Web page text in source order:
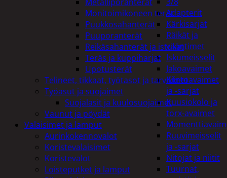
Adapterit
Kärkisarjat
Räikät ja
vääntimet
Iskumeisselit
Jakoavaimet
Kiintoavaimet
ja -sarjat
Kuusiokolo ja
torx-avaimet
Ruuvimeisselit
ja -sarjat
Nitojat ja niitit
Tuurnat,
Monitoimikoneen terät
Puukkosahanterät
Puuporanterät
Reikäsahanterät ja istukat
Teräs ja kuppiharjat
Upotusterät
Telineet, tikkaat, työtasot ja tarvikkeet
Työasut ja suojaimet
Suojalasit ja kuulosuojaimet
Vaunut ja pöydät
Valaisimet ja lamput
Aurinkokennovalot
Koristevalaisimet
Koristevalot
Loisteputket ja lamput